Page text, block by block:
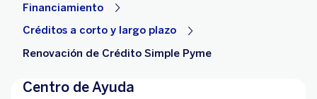
Financiamiento
Créditos a corto y largo plazo
Renovación de Crédito Simple Pyme
Centro de Ayuda